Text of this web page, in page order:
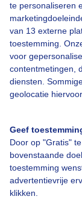
te personaliseren
van 13 externe
toestemming.
voor
contentmetingen,
diensten.
geolocatie
Geef
Door op "Gratis"
bovenstaande
toestemming
advertentievrije
klikken.
Veelgestelde
Contact